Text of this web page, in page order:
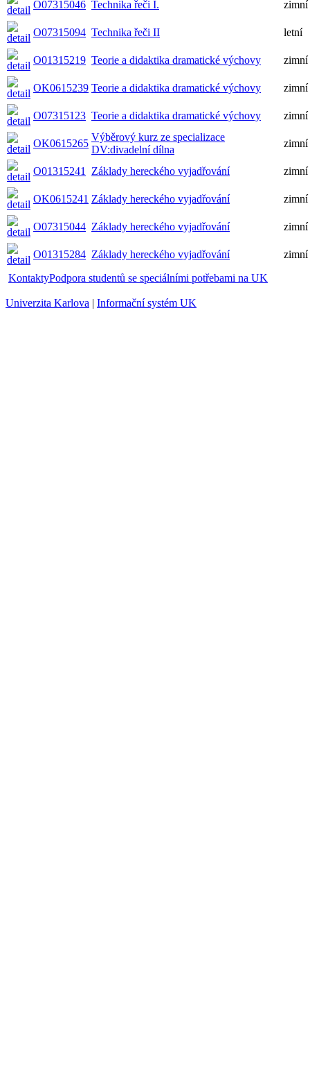
O07315046 Technika řeči I. zimní
O07315094 Technika řeči II letní
O01315219 Teorie a didaktika dramatické výchovy zimní
OK0615239 Teorie a didaktika dramatické výchovy zimní
O07315123 Teorie a didaktika dramatické výchovy zimní
OK0615265
Výběrový kurz ze specializace
DV:divadelní dílna
zimní
O01315241 Základy hereckého vyjadřování zimní
OK0615241 Základy hereckého vyjadřování zimní
O07315044 Základy hereckého vyjadřování zimní
O01315284 Základy hereckého vyjadřování
zimní
KontaktyPodpora studentů se speciálními potřebami na UK
Univerzita Karlova | Informační systém UK